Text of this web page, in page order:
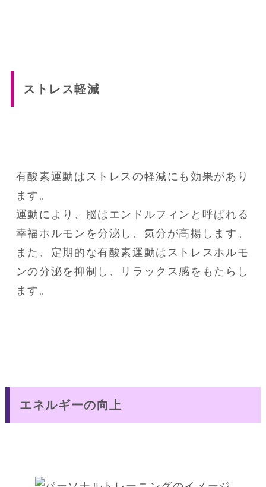
ストレス軽減
有酸素運動はストレスの軽減にも効果があり
ます。
運動により、脳はエンドルフィンと呼ばれる
幸福ホルモンを分泌し、気分が高揚します。
また、定期的な有酸素運動はストレスホルモ
ンの分泌を抑制し、リラックス感をもたらし
エネルギーの向上